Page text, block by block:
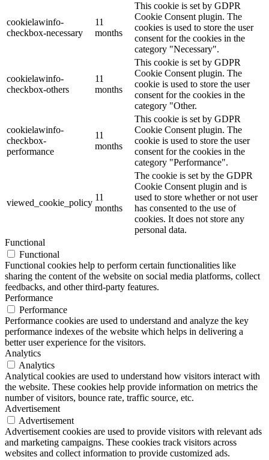
cookielawinfo-
checkbox-necessary
11
months
This cookie is set by GDPR
Cookie Consent plugin. The
cookies is used to store the user
consent for the cookies in the
category "Necessary".
cookielawinfo-
checkbox-others
11
months
This cookie is set by GDPR
Cookie Consent plugin. The
cookie is used to store the user
consent for the cookies in the
category "Other.
cookielawinfo-
checkbox-
performance
11
months
This cookie is set by GDPR
Cookie Consent plugin. The
cookie is used to store the user
consent for the cookies in the
category "Performance".
viewed_cookie_policy
11
months
The cookie is set by the GDPR
Cookie Consent plugin and is
used to store whether or not user
has consented to the use of
cookies. It does not store any
personal data.
Functional
Functional
Functional cookies help to perform certain functionalities like
sharing the content of the website on social media platforms, collect
feedbacks, and other third-party features.
Performance
Performance
Performance cookies are used to understand and analyze the key
performance indexes of the website which helps in delivering a
better user experience for the visitors.
Analytics
Analytics
Analytical cookies are used to understand how visitors interact with
the website. These cookies help provide information on metrics the
number of visitors, bounce rate, traffic source, etc.
Advertisement
Advertisement
Advertisement cookies are used to provide visitors with relevant ads
and marketing campaigns. These cookies track visitors across
websites and collect information to provide customized ads.